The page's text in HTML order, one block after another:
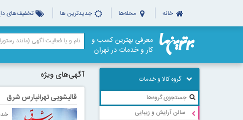
خانه محله‌ها جدیدترین ها تخفیف‌های
معرفی بهترین کسب و
کار و خدمات در تهران
گروه کالا و خدمات
سالن آرایش و زیبایی
آگهی‌های ویژه
قالیشویی تهرانپارس شرق